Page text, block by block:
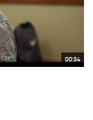
00:34